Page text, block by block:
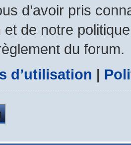
d’avoir pris
et de notre
du forum.
d’utilisation |